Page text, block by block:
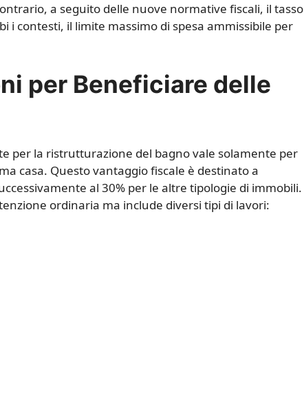
a seguito delle nuove normative fiscali, il tasso
i contesti, il limite massimo di spesa ammissibile per
per Beneficiare delle
per la ristrutturazione del bagno vale solamente per
casa. Questo vantaggio fiscale è destinato a
al 30% per le altre tipologie di immobili.
ordinaria ma include diversi tipi di lavori: